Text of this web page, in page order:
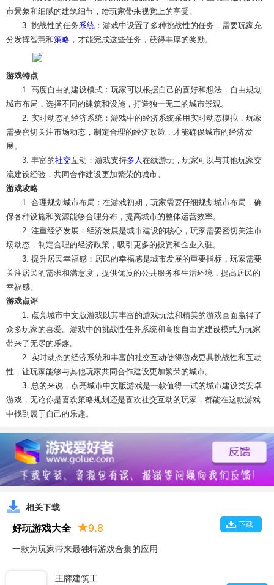
市景象和细腻的建筑细节，给玩家带来视觉上的享受。
3. 挑战性的任务系统 ：游戏中设置了多种挑战性的任务，需要玩家充
分发挥智慧和策略 ，才能完成这些任务，获得丰厚的奖励。
游戏特点
1. 高度自由的建设模式：玩家可以根据自己的喜好和想法，自由规划
城市布局，选择不同的建筑和设施，打造独一无二的城市景观。
2. 实时动态的经济系统：游戏中的经济系统采用实时动态模拟，玩家
需要密切关注市场动态，制定合理的经济政策，才能确保城市的经济发
展。
3. 丰富的社交互动：游戏支持多人在线游玩，玩家可以与其他玩家交
流建设经验，共同合作建设更加繁荣的城市。
游戏攻略
1. 合理规划城市布局：在游戏初期，玩家需要仔细规划城市布局，确
保各种设施和资源能够合理分布，提高城市的整体运营效率。
2. 注重经济发展：经济发展是城市建设的核心，玩家需要密切关注市
场动态，制定合理的经济政策，吸引更多的投资和企业入驻。
3. 提升居民幸福感：居民的幸福感是城市发展的重要指标，玩家需要
关注居民的需求和满意度，提供优质的公共服务和生活环境，提高居民的
幸福感。
游戏点评
1. 点亮城市中文版游戏以其丰富的游戏玩法和精美的游戏画面赢得了
众多玩家的喜爱。游戏中的挑战性任务系统和高度自由的建设模式为玩家
带来了无尽的乐趣。
2. 实时动态的经济系统和丰富的社交互动使得游戏更具挑战性和互动
性，让玩家能够与其他玩家共同合作建设更加繁荣的城市。
3. 总的来说，点亮城市中文版游戏是一款值得一试的城市建设类安卓
游戏，无论你是喜欢策略规划还是喜欢社交互动的玩家，都能在这款游戏
中找到属于自己的乐趣。
相关下载
下载
好玩游戏大全 ★9.8
一款为玩家带来最独特游戏合集的应用
王牌建筑工